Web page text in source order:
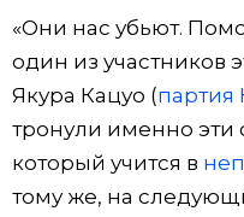
«Они нас убьют.
один из участников
Якура Кацуо (партия
тронули именно эти
который учится в
тому же, на